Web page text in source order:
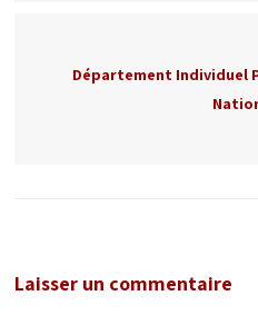
Département Individuel
Laisser un commentaire